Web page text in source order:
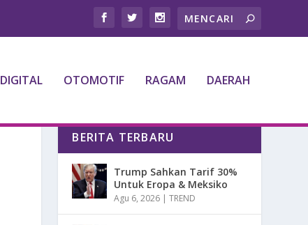
DIGITAL OTOMOTIF RAGAM DAERAH
BERITA TERBARU
Trump Sahkan Tarif 30%
Untuk Eropa & Meksiko
Agu 6, 2026 |TREND